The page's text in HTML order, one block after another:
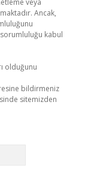
veya
Ancak,
kabul
olduğunu
bildirmeniz
sitemizden